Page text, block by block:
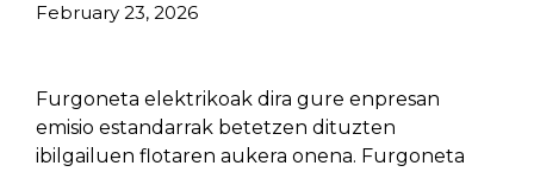
February 23, 2026
Furgoneta elektrikoak dira gure enpresan
emisio estandarrak betetzen dituzten
ibilgailuen flotaren aukera onena. Furgoneta